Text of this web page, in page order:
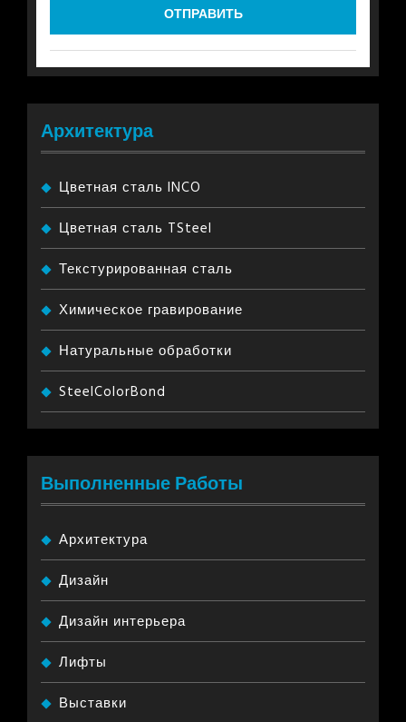
Архитектура
Цветная сталь INCO
Цветная сталь TSteel
Текстурированная сталь
Химическое гравирование
Натуральные обработки
SteelColorBond
Выполненные Работы
Архитектура
Дизайн
Дизайн интерьера
Лифты
Выставки